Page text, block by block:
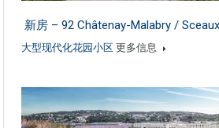
新房 – 92 Châtenay-Malabry /
大型现代化花园小区更多信息